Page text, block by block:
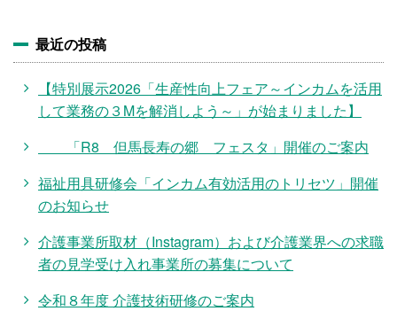
最近の投稿
【特別展示2026「生産性向上フェア～インカムを活用
して業務の３Mを解消しよう～」が始まりました】
「R8 但馬長寿の郷 フェスタ」開催のご案内
福祉用具研修会「インカム有効活用のトリセツ」開催
のお知らせ
介護事業所取材（Instagram）および介護業界への求職
者の見学受け入れ事業所の募集について
令和８年度 介護技術研修のご案内